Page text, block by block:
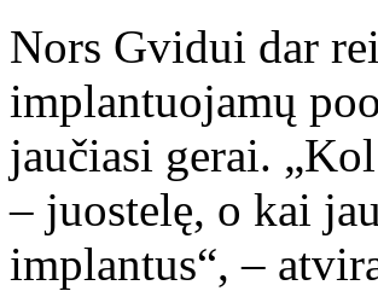
Nors Gvidui dar
implantuojamų
jaučiasi gerai.
– juostelę, o kai
implantus“, –